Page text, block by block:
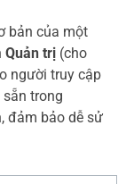
bản của một
Quản trị (cho
người truy cập
trong
đảm bảo dễ sử